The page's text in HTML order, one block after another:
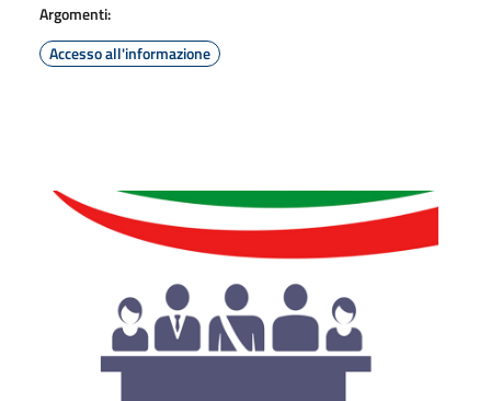
Argomenti:
Accesso all'informazione